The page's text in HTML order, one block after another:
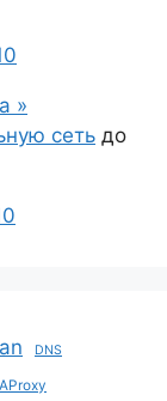
»
сеть до
DNS